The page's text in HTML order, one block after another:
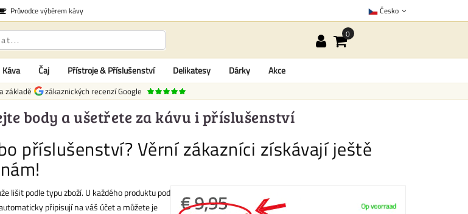
Průvodce výběrem kávy Česko
Káva Čaj Přístroje & Příslušenství Delikatesy Dárky Akce
základě zákaznických recenzí Google
body a ušetřete za kávu i příslušenství
příslušenství? Věrní zákazníci získávají ještě
lišit podle typu zboží. U každého produktu pod
připisují na váš účet a můžete je